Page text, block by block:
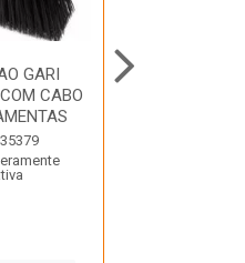
GARI
CABO